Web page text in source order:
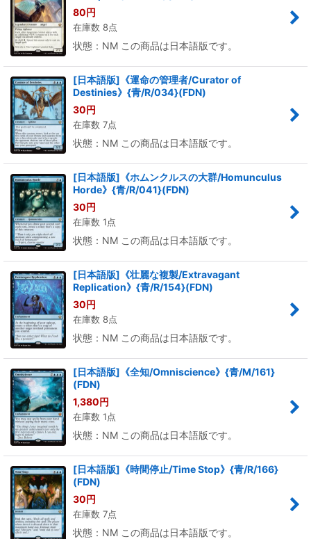
80円
在庫数 8点
状態：NM この商品は日本語版です。
[日本語版]《運命の管理者/Curator of
Destinies》{青/R/034}(FDN)
30円
在庫数 7点
状態：NM この商品は日本語版です。
[日本語版]《ホムンクルスの大群/Homunculus
Horde》{青/R/041}(FDN)
30円
在庫数 1点
状態：NM この商品は日本語版です。
[日本語版]《壮麗な複製/Extravagant
Replication》{青/R/154}(FDN)
30円
在庫数 8点
状態：NM この商品は日本語版です。
[日本語版]《全知/Omniscience》{青/M/161}
(FDN)
1,380円
在庫数 1点
状態：NM この商品は日本語版です。
[日本語版]《時間停止/Time Stop》{青/R/166}
(FDN)
30円
在庫数 7点
状態：NM この商品は日本語版です。